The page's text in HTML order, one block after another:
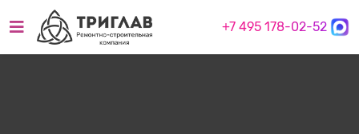
+7 495 178-02-52